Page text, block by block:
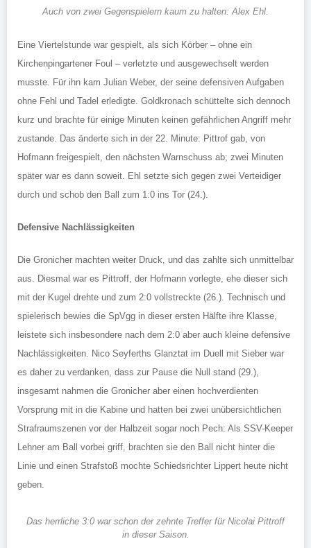
Auch von zwei Gegenspielern kaum zu halten: Alex Ehl.
Eine Viertelstunde war gespielt, als sich Körber – ohne ein
Kirchenpingartener Foul – verletzte und ausgewechselt werden
musste. Für ihn kam Julian Weber, der seine defensiven Aufgaben
ohne Fehl und Tadel erledigte. Goldkronach schüttelte sich dennoch
kurz und brachte für einige Minuten keinen gefährlichen Angriff mehr
zustande. Das änderte sich in der 22. Minute: Pittrof gab, von
Hofmann freigespielt, den nächsten Warnschuss ab; zwei Minuten
später war es dann soweit. Ehl setzte sich gegen zwei Verteidiger
durch und schob den Ball zum 1:0 ins Tor (24.).
Defensive Nachlässigkeiten
Die Gronicher machten weiter Druck, und das zahlte sich unmittelbar
aus. Diesmal war es Pittroff, der Hofmann vorlegte, ehe dieser sich
mit der Kugel drehte und zum 2:0 vollstreckte (26.). Technisch und
spielerisch bewies die SpVgg in dieser ersten Hälfte ihre Klasse,
leistete sich insbesondere nach dem 2:0 aber auch kleine defensive
Nachlässigkeiten. Nico Seyferths Glanztat im Duell mit Sieber war
es daher zu verdanken, dass zur Pause die Null stand (29.),
insgesamt nahmen die Gronicher aber einen hochverdienten
Vorsprung mit in die Kabine und hatten bei zwei unübersichtlichen
Strafraumszenen vor der Halbzeit sogar noch Pech: Als SSV-Keeper
Lehner am Ball vorbei griff, brachten sie den Ball nicht hinter die
Linie und einen Strafstoß mochte Schiedsrichter Lippert heute nicht
geben.
Das herrliche 3:0 war schon der zehnte Treffer für Nicolai Pittroff
in dieser Saison.